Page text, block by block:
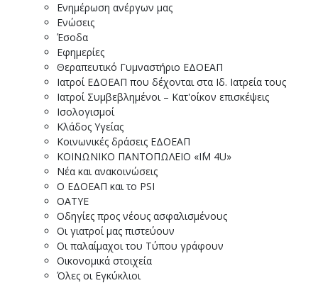
Ενημέρωση ανέργων μας
Ενώσεις
Έσοδα
Εφημερίες
Θεραπευτικό Γυμναστήριο ΕΔΟΕΑΠ
Ιατροί ΕΔΟΕΑΠ που δέχονται στα Ιδ. Ιατρεία τους
Ιατροί Συμβεβλημένοι – Κατ'οίκον επισκέψεις
Ισολογισμοί
Κλάδος Υγείας
Κοινωνικές δράσεις ΕΔΟΕΑΠ
ΚΟΙΝΩΝΙΚΟ ΠΑΝΤΟΠΩΛΕΙΟ «I΄M 4U»
Νέα και ανακοινώσεις
Ο ΕΔΟΕΑΠ και το PSI
ΟΑΤΥΕ
Οδηγίες προς νέους ασφαλισμένους
Οι γιατροί μας πιστεύουν
Οι παλαίμαχοι του Τύπου γράφουν
Οικονομικά στοιχεία
Όλες οι Εγκύκλιοι